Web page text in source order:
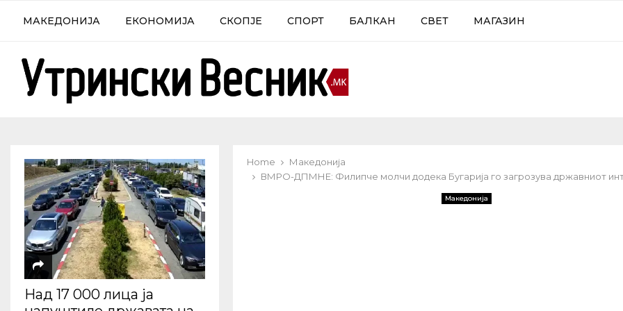
МАКЕДОНИЈА ЕКОНОМИЈА СКОПЈЕ СПОРТ БАЛКАН СВЕТ МАГАЗИН
Home
Македонија
ВМРО-ДПМНЕ: Филипче молчи додека Бугарија го загрозува државниот
Македонија
Над 17 000 лица ја